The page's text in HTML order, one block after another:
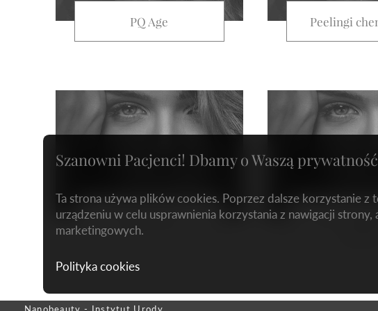
PQ Age Peelingi
Retix C Eye
Retix C
Szanowni Pacjenci! Dbamy o Waszą
Ta strona używa plików cookies. Poprzez dalsze korzystanie
urządzeniu w celu usprawnienia korzystania z nawigacji
marketingowych.
Polityka cookies